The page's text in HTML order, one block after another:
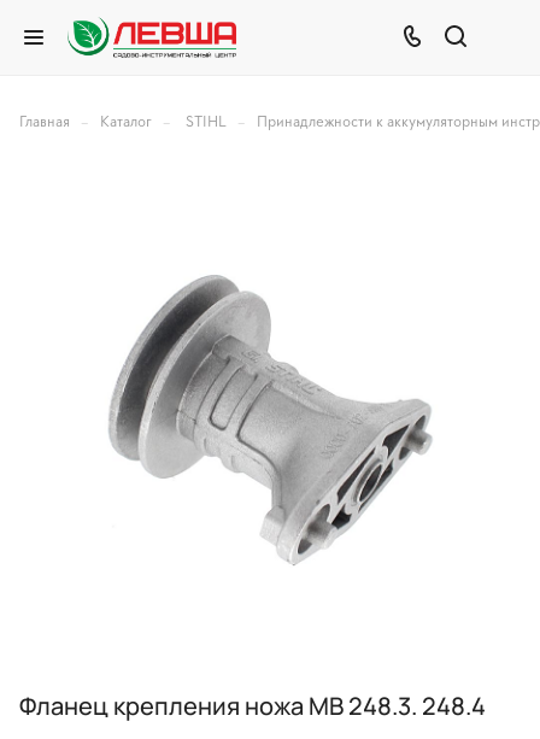
Главная – Каталог – STIHL – Принадлежности к аккумуляторным
Фланец крепления ножа MB 248.3. 248.4